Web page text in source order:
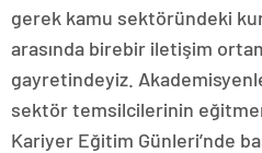
gerek kamu sektöründeki
arasında birebir iletişim
gayretindeyiz.
sektör temsilcilerinin
Kariyer Eğitim Günleri’nde